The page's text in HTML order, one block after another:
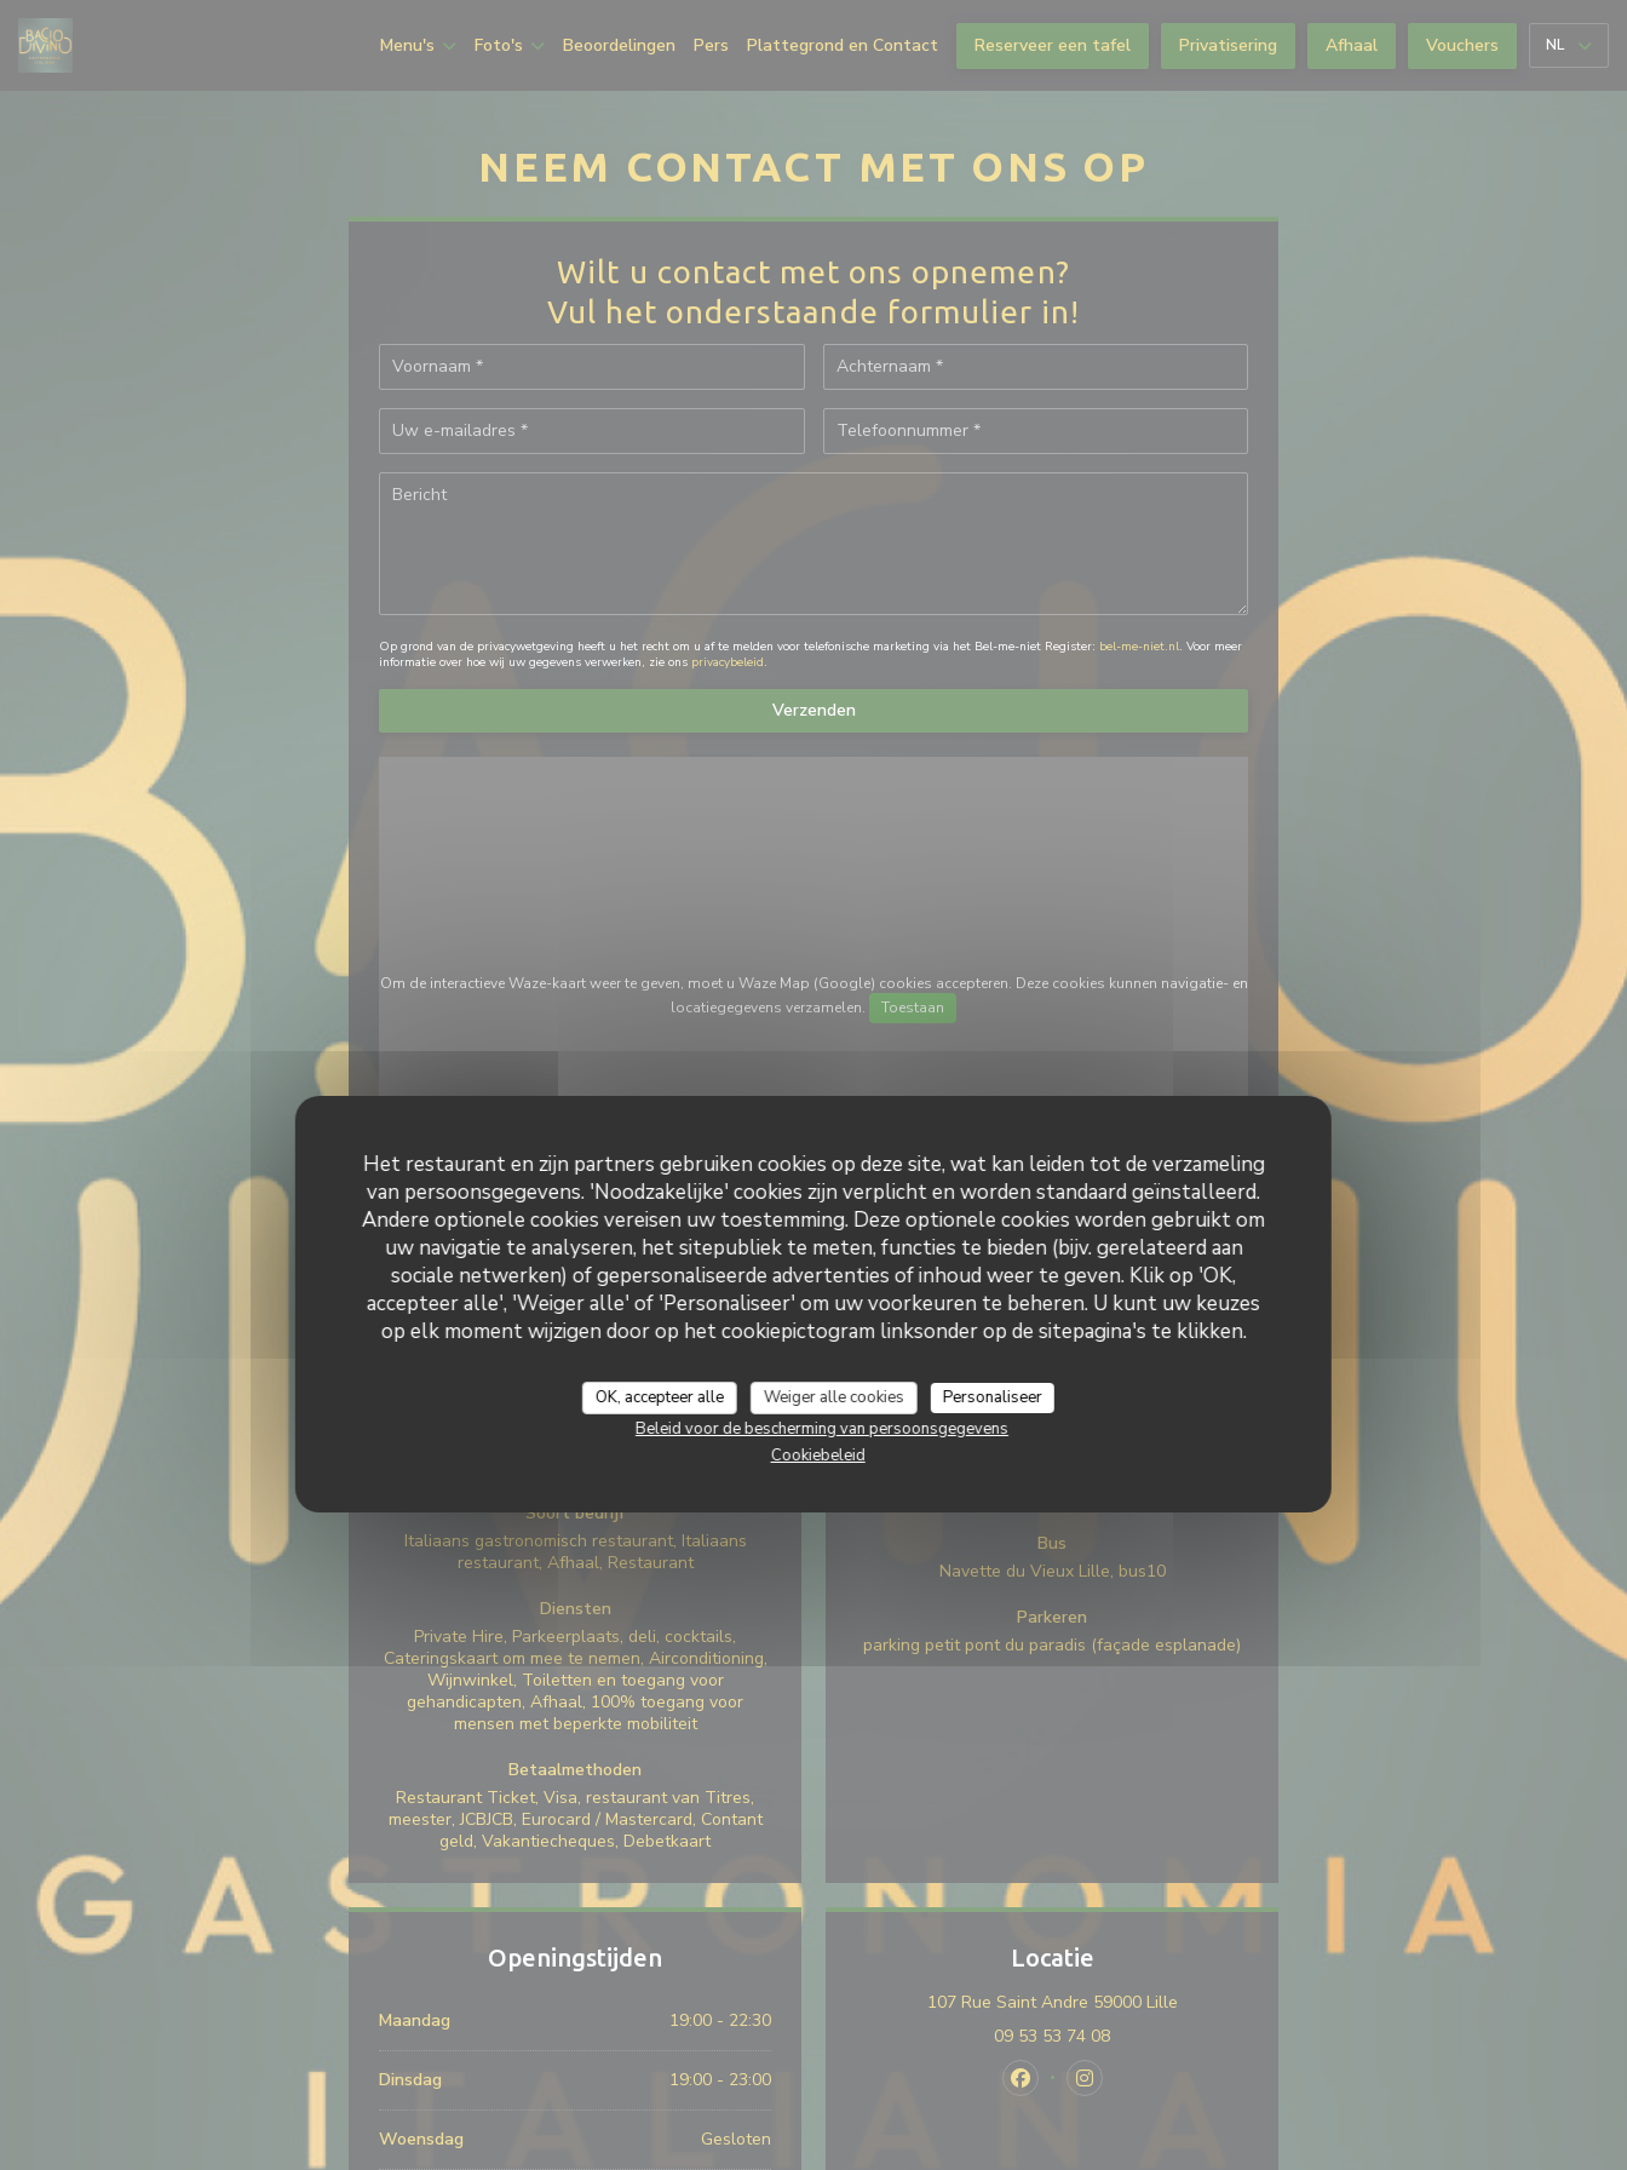
Cookies beheer paneel
Het restaurant en zijn partners gebruiken cookies op deze site, wat kan leiden tot de verzameling
van persoonsgegevens. 'Noodzakelijke' cookies zijn verplicht en worden standaard geïnstalleerd.
Andere optionele cookies vereisen uw toestemming. Deze optionele cookies worden gebruikt om
uw navigatie te analyseren, het sitepubliek te meten, functies te bieden (bijv. gerelateerd aan
sociale netwerken) of gepersonaliseerde advertenties of inhoud weer te geven. Klik op 'OK,
accepteer alle', 'Weiger alle' of 'Personaliseer' om uw voorkeuren te beheren. U kunt uw keuzes
op elk moment wijzigen door op het cookiepictogram linksonder op de sitepagina's te klikken.
OK, accepteer alle Weiger alle cookies
Personaliseer
Beleid voor de bescherming van persoonsgegevens
Cookiebeleid
Menu's Foto's Beoordelingen Pers Plattegrond en Contact Reserveer een tafel Privatisering Afhaal Vouchers NL
NEEM CONTACT MET ONS OP
Wilt u contact met ons opnemen?
Vul het onderstaande formulier in!
Op grond van de privacywetgeving heeft u het recht om u af te melden voor telefonische marketing via het Bel-me-niet Register: bel-me-niet.nl. Voor meer
informatie over hoe wij uw gegevens verwerken, zie ons privacybeleid.
Om de interactieve Waze-kaart weer te geven, moet u Waze Map (Google) cookies accepteren. Deze cookies kunnen navigatie- en
locatiegegevens verzamelen.
Toestaan
Algemene informatie
Keuken
tijdgenoot, Verse pasta, Italiaans, Italiaanse
Soort bedrijf
Italiaans gastronomisch restaurant, Italiaans
restaurant, Afhaal, Restaurant
Diensten
Private Hire, Parkeerplaats, deli, cocktails,
Cateringskaart om mee te nemen, Airconditioning,
Wijnwinkel, Toiletten en toegang voor
gehandicapten, Afhaal, 100% toegang voor
mensen met beperkte mobiliteit
Betaalmethoden
Restaurant Ticket, Visa, restaurant van Titres,
meester, JCBJCB, Eurocard / Mastercard, Contant
geld, Vakantiecheques, Debetkaart
Toegang
Ondergrondse
Bus
Navette du Vieux Lille, bus10
Parkeren
parking petit pont du paradis (façade esplanade)
Openingstijden
Maandag 19:00 - 22:30
Dinsdag 19:00 - 23:00
Woensdag Gesloten
Locatie
107 Rue Saint Andre 59000 Lille((opent in een nieuw venster))
09 53 53 74 08
Facebook ((opent in een nieuw venster))
Instagram ((opent in een nieuw venster))